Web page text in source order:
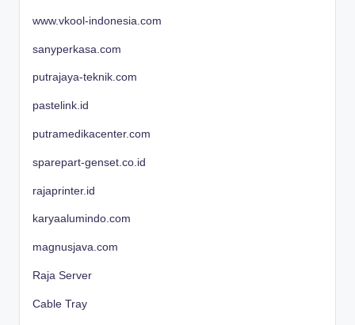
www.vkool-indonesia.com
sanyperkasa.com
putrajaya-teknik.com
pastelink.id
putramedikacenter.com
sparepart-genset.co.id
rajaprinter.id
karyaalumindo.com
magnusjava.com
Raja Server
Cable Tray